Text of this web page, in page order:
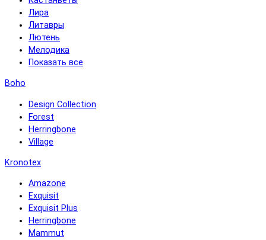
Лира
Литавры
Лютень
Мелодика
Показать все
Boho
Design Collection
Forest
Herringbone
Village
Kronotex
Amazone
Exquisit
Exquisit Plus
Herringbone
Mammut